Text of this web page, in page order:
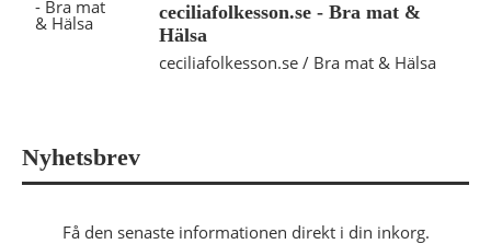
ceciliafolkesson.se - Bra mat &
Hälsa
ceciliafolkesson.se / Bra mat & Hälsa
Nyhetsbrev
Få den senaste informationen direkt i din inkorg.